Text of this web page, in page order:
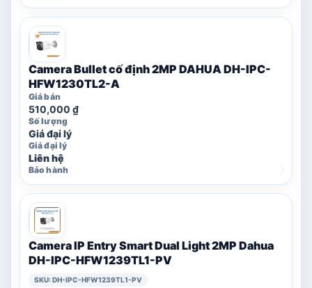
Camera Bullet cố định 2MP DAHUA DH-IPC-
HFW1230TL2-A
510,000 ₫
Giá đại lý
Liên hệ
Camera IP Entry Smart Dual Light 2MP Dahua
DH-IPC-HFW1239TL1-PV
SKU: DH-IPC-HFW1239TL1-PV